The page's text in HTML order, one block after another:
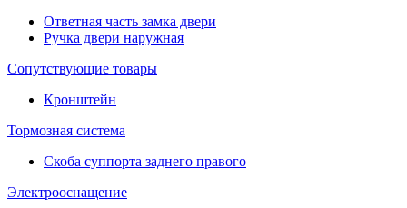
Ответная часть замка двери
Ручка двери наружная
Сопутствующие товары
Кронштейн
Тормозная система
Скоба суппорта заднего правого
Электрооснащение